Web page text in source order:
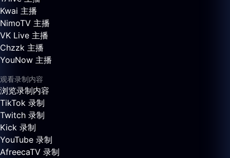
Kwai 主播
NimoTV 主播
VK Live 主播
Chzzk 主播
YouNow 主播
观看录制内容
浏览录制内容
TikTok 录制
Twitch 录制
Kick 录制
YouTube 录制
AfreecaTV 录制